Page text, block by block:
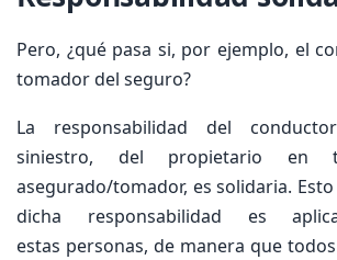
Pero, ¿qué pasa si, por ejemplo, el
tomador del seguro?
La responsabilidad del
siniestro, del propietario en
asegurado/tomador, es solidaria.
dicha responsabilidad es
estas personas, de manera que